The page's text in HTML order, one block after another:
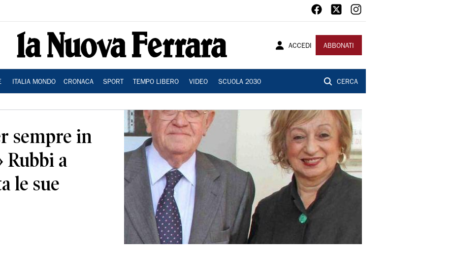
ACCEDI ABBONATI
ITALIA MONDO CRONACA SPORT TEMPO LIBERO VIDEO SCUOLA 2030 CERCA
sempre in
Rubbi a
le sue